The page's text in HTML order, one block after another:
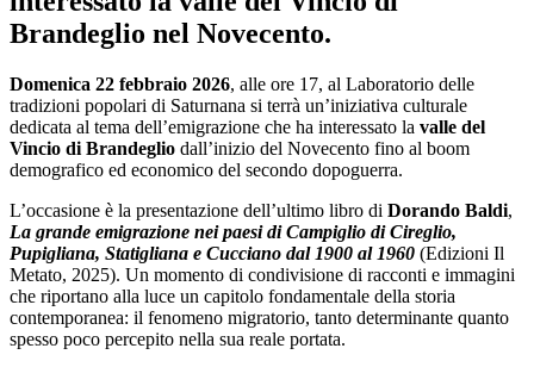
Brandeglio nel Novecento.
Domenica 22 febbraio 2026, alle ore 17, al Laboratorio delle
tradizioni popolari di Saturnana si terrà un’iniziativa culturale
dedicata al tema dell’emigrazione che ha interessato la valle del
Vincio di Brandeglio dall’inizio del Novecento fino al boom
demografico ed economico del secondo dopoguerra.
L’occasione è la presentazione dell’ultimo libro di Dorando Baldi,
La grande emigrazione nei paesi di Campiglio di Cireglio,
Pupigliana, Statigliana e Cucciano dal 1900 al 1960 (Edizioni Il
Metato, 2025). Un momento di condivisione di racconti e immagini
che riportano alla luce un capitolo fondamentale della storia
contemporanea: il fenomeno migratorio, tanto determinante quanto
spesso poco percepito nella sua reale portata.